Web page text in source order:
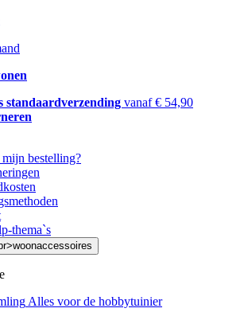
standaardverzending vanaf € 54,90
mijn bestelling?
thema`s
Alles voor de hobbytuinier